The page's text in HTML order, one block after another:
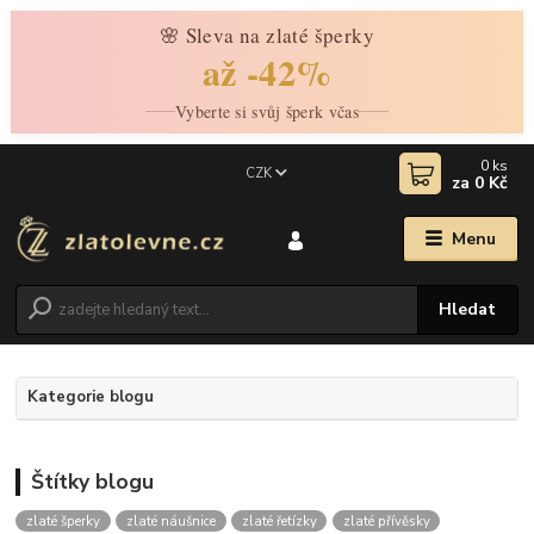
🌸 Sleva na zlaté šperky
až -42%
Vyberte si svůj šperk včas
Menu
CZK
Hledat
0 ks
za 0 Kč
Kategorie blogu
Štítky blogu
zlaté šperky zlaté náušnice zlaté řetízky
zlaté přívěsky